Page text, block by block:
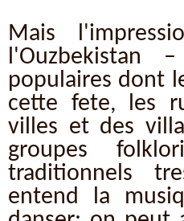
Mais
populaires dont
cette fete, les
villes et des
groupes
traditionnels
entend la